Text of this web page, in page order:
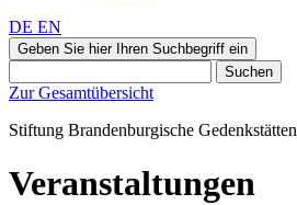
DE EN
Geben Sie hier Ihren Suchbegriff ein
Suchen
Zur Gesamtübersicht
Stiftung Brandenburgische Gedenkstätten
Veranstaltungen